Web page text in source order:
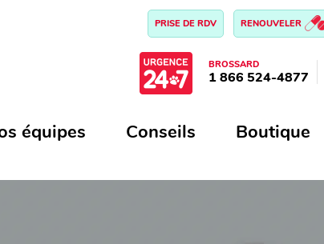
PRISE DE RDV RENOUVELER
BROSSARD
1 866 524-4877
équipes Conseils Boutique